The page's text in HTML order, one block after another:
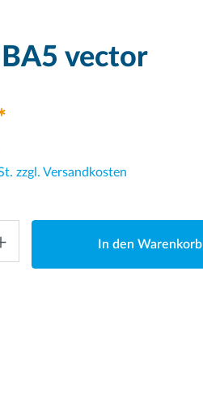
vector
zzgl. Versandkosten
In den Warenkorb